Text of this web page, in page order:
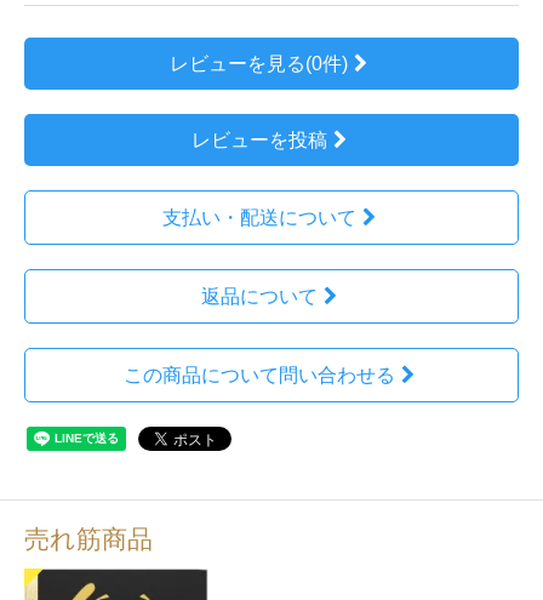
レビューを見る(0件)
レビューを投稿
支払い・配送について
返品について
この商品について問い合わせる
売れ筋商品